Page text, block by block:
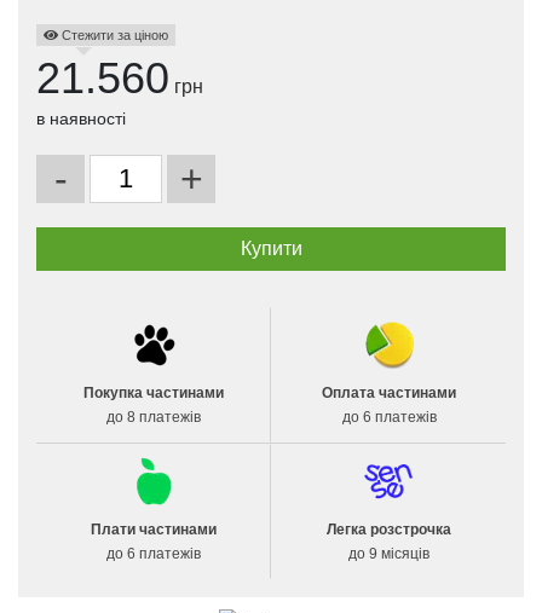
Стежити за ціною
21.560 грн
в наявності
- +
Покупка частинами
до 8 платежів
Оплата частинами
до 6 платежів
Плати частинами
до 6 платежів
Легка розстрочка
до 9 місяців